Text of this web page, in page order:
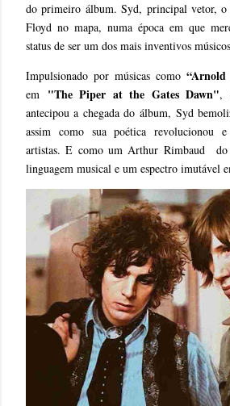
do primeiro álbum. Syd, principal vetor, o
Floyd no mapa, numa época em que
status de ser um dos mais inventivos
Impulsionado por músicas como “Arnold
em "The Piper at the Gates Dawn",
antecipou a chegada do álbum, Syd
assim como sua poética revolucionou
artistas. E como um Arthur Rimbaud
linguagem musical e um espectro imutável